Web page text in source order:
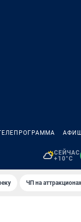
СЕЙЧАС
+10°C
ЧП на